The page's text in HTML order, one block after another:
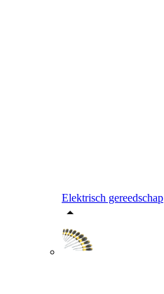
Elektrisch gereedschap